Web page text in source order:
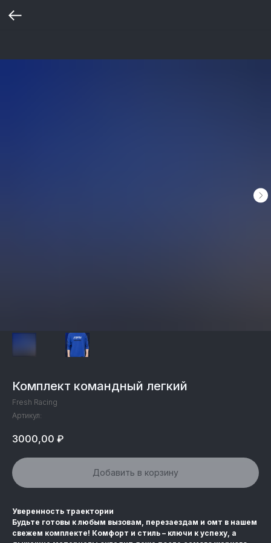
Комплект командный легкий
Fresh Racing
Артикул:
3000,00 ₽
Добавить в корзину
Уверенность траектории
Будьте готовы к любым вызовам, перезаездам и омт в нашем
свежем комплекте! Комфорт и стиль – ключи к успеху, а